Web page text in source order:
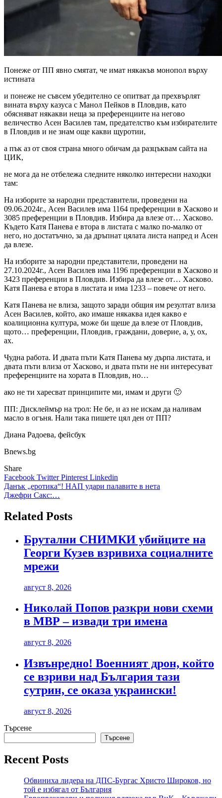
Понеже от ПП явно смятат, че имат някакъв монопол върху
истината
и понеже не съвсем убедително се опитват да прехвърлят
вината върху казуса с Манол Пейков в Пловдив, като
обясняват някакви неща за преференциите на негово
величество Асен Василев там, предателство към избирателите
в Пловдив и не знам още какви щуротии,
а пък аз от своя страна много обичам да разцъквам сайта на
ЦИК,
не мога да не отбележа следните няколко интересни находки
там:
На изборите за народни представители, проведени на
09.06.2024г., Асен Василев има 1164 преференции в Хасково и
3085 преференции в Пловдив. Избира да влезе от… Хасково.
Където Катя Панева е втора в листата с малко по-малко от
него, но достатъчно, за да дръпнат цялата листа напред и Асен
да влезе.
На изборите за народни представители, проведени на
27.10.2024г., Асен Василев има 1196 преференции в Хасково и
3423 преференции в Пловдив. Избира да влезе от… Хасково.
Катя Панева е втора в листата и има 1233 – повече от него.
Катя Панева не влиза, защото заради общия им резултат влиза
Асен Василев, който, ако имаше някаква идея какво е
коалиционна култура, може би щеше да влезе от Пловдив,
щото… преференции, Пловдив, граждани, доверие, а, у, ох,
ах.
Чудна работа. И двата пъти Катя Панева му дърпа листата, и
двата пъти влиза от Хасково, и двата пъти не ни интересуват
преференциите на хората в Пловдив, но…
ако не ти харесват принципите ми, имам и други 🙂
ПП: Дисклеймър на трол: Не бе, и аз не искам да наливам
масло в огъня. Нали така пишете цял ден от ПП?
Диана Радоева, фейсбук
Bnews.bg
Share
Facebook TwitterPinterest Linkedin
Навигация
Данък „еротика“! НАП удари палавите в нета
Джефри Сакс:…
Related Posts
Брутални СНИМКИ убийците на
Георги Кузев взривиха социалните
мрежи
август 8, 2026
Николай Попов разкри нови схеми
в МВР – извади три имена
август 8, 2026
Извънредно! Военният дрон, който
се взриви над България тази
сутрин, се оказа украински!
август 8, 2026
Търсене
Търсене
Recent Posts
Обвиниха лидера на ДПС-Бургас Христо Широков, но
той е избягал от България